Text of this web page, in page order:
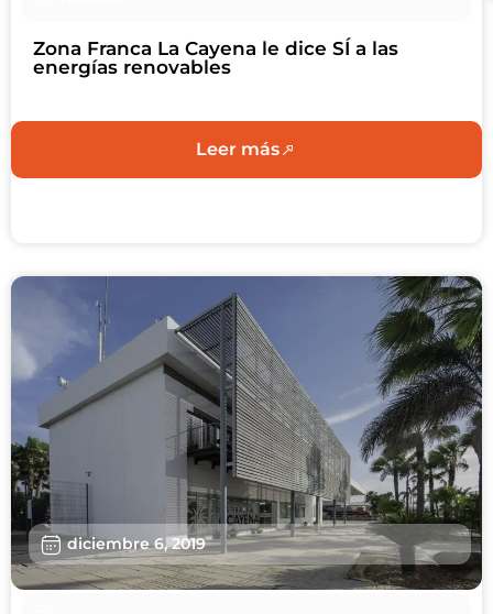
Zona Franca La Cayena le dice SÍ a las
energías renovables
Leer más
diciembre 6, 2019